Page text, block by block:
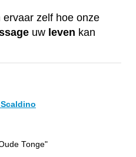
zelf hoe onze
uw leven kan
Tonge"